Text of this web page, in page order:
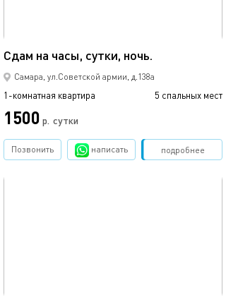
Сдам на часы, сутки, ночь.
Самара, ул.Советской армии, д.138а
1-комнатная квартира 5 спальных мест
1500 р. сутки
подробнее
Позвонить написать Забронировать